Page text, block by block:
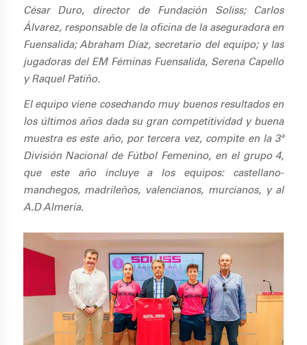
César Duro, director de Fundación Soliss; Carlos
Álvarez, responsable de la oficina de la aseguradora en
Fuensalida; Abraham Díaz, secretario del equipo; y las
jugadoras del EM Féminas Fuensalida, Serena Capello
y Raquel Patiño.
El equipo viene cosechando muy buenos resultados en
los últimos años dada su gran competitividad y buena
muestra es este año, por tercera vez, compite en la 3ª
División Nacional de Fútbol Femenino, en el grupo 4,
que este año incluye a los equipos: castellano-
manchegos, madrileños, valencianos, murcianos, y al
A.D Almería.